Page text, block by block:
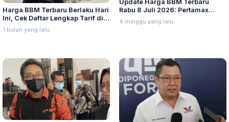
Harga BBM Terbaru Berlaku Hari
Ini, Cek Daftar Lengkap Tarif di
Seluruh Indonesia
1 bulan yang lalu
Update Harga BBM Terbaru
Rabu 8 Juli 2026: Pertamax
Turbo, Dexlite, dan Pertamina
Dex Turun
4 minggu yang lalu